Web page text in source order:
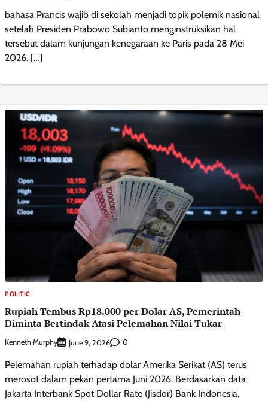
bahasa Prancis wajib di sekolah menjadi topik polemik nasional
setelah Presiden Prabowo Subianto menginstruksikan hal
tersebut dalam kunjungan kenegaraan ke Paris pada 28 Mei
2026. […]
POLITIC
Rupiah Tembus Rp18.000 per Dolar AS, Pemerintah
Diminta Bertindak Atasi Pelemahan Nilai Tukar
Kenneth Murphy June 9, 2026 0
Pelemahan rupiah terhadap dolar Amerika Serikat (AS) terus
merosot dalam pekan pertama Juni 2026. Berdasarkan data
Jakarta Interbank Spot Dollar Rate (Jisdor) Bank Indonesia,